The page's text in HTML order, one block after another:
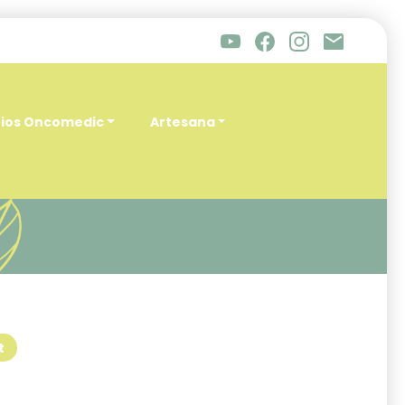
Oncomedic Artesana